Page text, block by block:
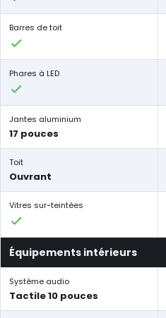
Barres de toit
Phares à LED
Jantes aluminium
17 pouces
Toit
Ouvrant
Vitres sur-teintées
Équipements intérieurs
Système audio
Tactile 10 pouces